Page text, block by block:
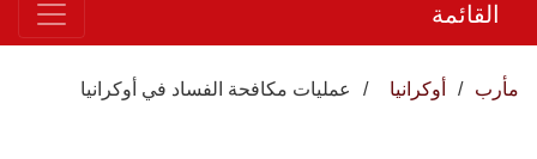
القائمة
مأرب أوكرانيا عمليات مكافحة الفساد في أوكرانيا